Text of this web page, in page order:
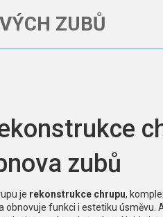
ZUBŮ
zubů
je rekonstrukce chrupu,
obnovuje funkci i estetiku úsměvu .